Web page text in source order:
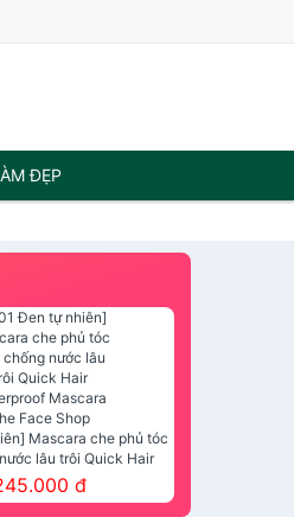
ĐẸP
Mascara che phủ tóc
lâu trôi Quick Hair
The Face Shop
đ